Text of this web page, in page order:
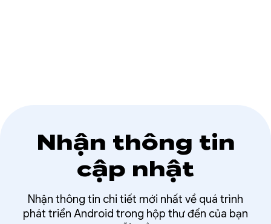
Nhận thông tin
cập nhật
Nhận thông tin chi tiết mới nhất về quá trình
phát triển Android trong hộp thư đến của bạn